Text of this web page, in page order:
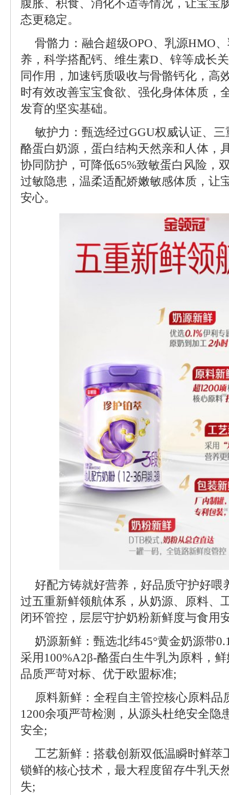
腹胀、积食、消化不适等情况，让宝宝
态更稳定。
骨骼力：融合超级OPO、乳源HMO
养，科学搭配钙、维生素D、锌等成长
同作用，加速钙质吸收与骨骼钙化，高
时有效改善宝宝食欲、强化身体体质，
发育的坚实基础。
敏护力：甄选经过GGU权威认证、
酪蛋白奶源，蛋白结构天然亲和人体，
协同防护，可降低65%致敏蛋白风险，
过敏隐患，温柔适配娇嫩敏感体质，让
安心。
好配方铸就好营养，好品质守护好喂
过五重新鲜领航体系，从奶源、原料、
闭环管控，层层守护奶粉新鲜度与食用
奶源新鲜：甄选北纬45°黄金奶源带
采用100%A2β-酪蛋白生牛乳为原料，
品质严苛对标、优于欧盟标准;
原料新鲜：全程自主管控核心原料品
1200余项严苛检测，从源头杜绝安全隐
安全;
工艺新鲜：搭载创新双低温瞬时鲜萃
锁鲜的核心技术，最大程度留存牛乳天
失;